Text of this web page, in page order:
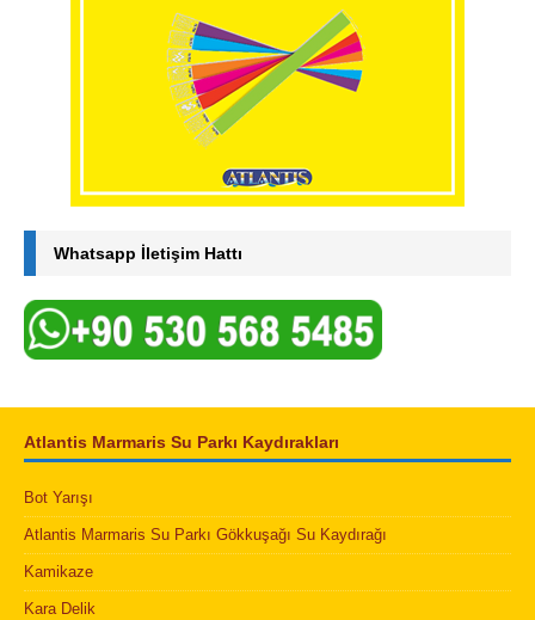
Whatsapp İletişim Hattı
Atlantis Marmaris Su Parkı Kaydırakları
Bot Yarışı
Atlantis Marmaris Su Parkı Gökkuşağı Su Kaydırağı
Kamikaze
Kara Delik